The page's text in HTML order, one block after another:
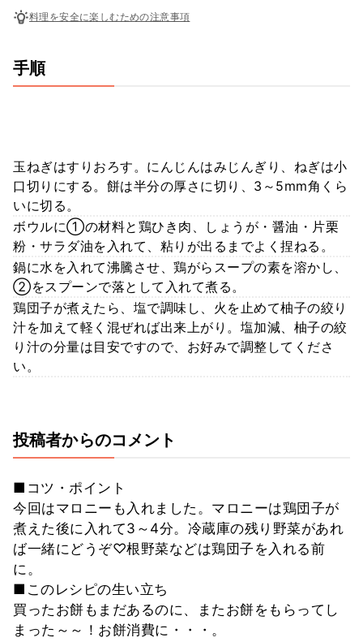
料理を安全に楽しむための注意事項
手順
玉ねぎはすりおろす。にんじんはみじんぎり、ねぎは小
口切りにする。餅は半分の厚さに切り、3～5mm角くら
いに切る。
ボウルに①の材料と鶏ひき肉、しょうが・醤油・片栗
粉・サラダ油を入れて、粘りが出るまでよく捏ねる。
鍋に水を入れて沸騰させ、鶏がらスープの素を溶かし、
②をスプーンで落として入れて煮る。
鶏団子が煮えたら、塩で調味し、火を止めて柚子の絞り
汁を加えて軽く混ぜれば出来上がり。塩加減、柚子の絞
り汁の分量は目安ですので、お好みで調整してくださ
い。
投稿者からのコメント
■コツ・ポイント
今回はマロニーも入れました。マロニーは鶏団子が
煮えた後に入れて3～4分。冷蔵庫の残り野菜があれ
ば一緒にどうぞ♡根野菜などは鶏団子を入れる前
に。
■このレシピの生い立ち
買ったお餅もまだあるのに、またお餅をもらってし
まった～～！お餅消費に・・・。